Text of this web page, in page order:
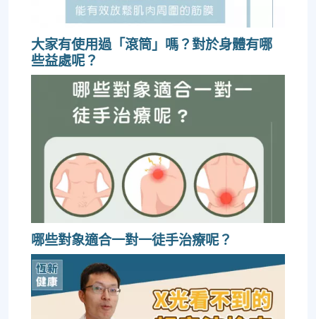
大家有使用過「滾筒」嗎？對於身體有哪
些益處呢？
哪些對象適合一對一徒手治療呢？